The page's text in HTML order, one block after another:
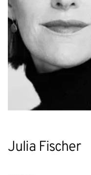
Julia Fischer